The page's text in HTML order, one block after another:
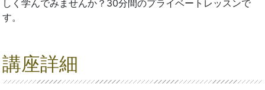
しく学んでみませんか？30分間のプライベートレッスンで
す。
講座詳細